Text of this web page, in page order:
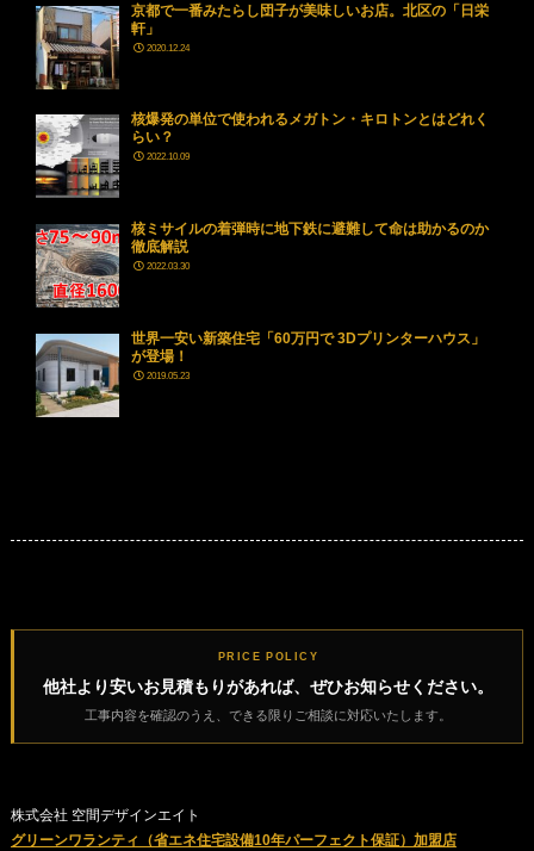
京都で一番みたらし団子が美味しいお店。北区の「日栄
軒」
2020.12.24
核爆発の単位で使われるメガトン・キロトンとはどれく
らい？
2022.10.09
核ミサイルの着弾時に地下鉄に避難して命は助かるのか
徹底解説
2022.03.30
世界一安い新築住宅「60万円で 3Dプリンターハウス」
が登場！
2019.05.23
PRICE POLICY
他社より安いお見積もりがあれば、ぜひお知らせください。
工事内容を確認のうえ、できる限りご相談に対応いたします。
株式会社 空間デザインエイト
グリーンワランティ（省エネ住宅設備10年パーフェクト保証）加盟店